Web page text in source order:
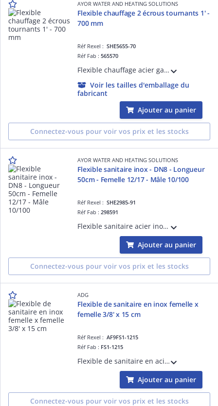
AYOR WATER AND HEATING SOLUTIONS
Flexible chauffage 2 écrous tournants 1' -
700 mm
Réf Rexel :SHE5655-70
Réf Fab :565570
Flexible chauffage acier galvanisé 2 écrous tournants 1' - Longueur 700 mm - DN26
Voir les tailles d'emballage du
fabricant
Ajouter au panier
Connectez-vous pour voir vos prix et les stocks
AYOR WATER AND HEATING SOLUTIONS
Flexible sanitaire inox - DN8 - Longueur
50cm - Femelle 12/17 - Mâle 10/100
Réf Rexel :SHE2985-91
Réf Fab :298591
Flexible sanitaire acier inox spécial robinetterie - Mâle 10/100 - Ecrou tournant 3/8' - Longueur : 500mm - DN8 - ACS - QB
Ajouter au panier
Connectez-vous pour voir vos prix et les stocks
ADG
Flexible de sanitaire en inox femelle x
femelle 3/8' x 15 cm
Réf Rexel :AF9FS1-1215
Réf Fab : FS1-1215
Flexible de sanitaire en acier inoxydable - PN 8 - fourni avec une patte d'accroche - femelle x femelle 3/8' - longueur de 15 cm
Ajouter au panier
Connectez-vous pour voir vos prix et les stocks